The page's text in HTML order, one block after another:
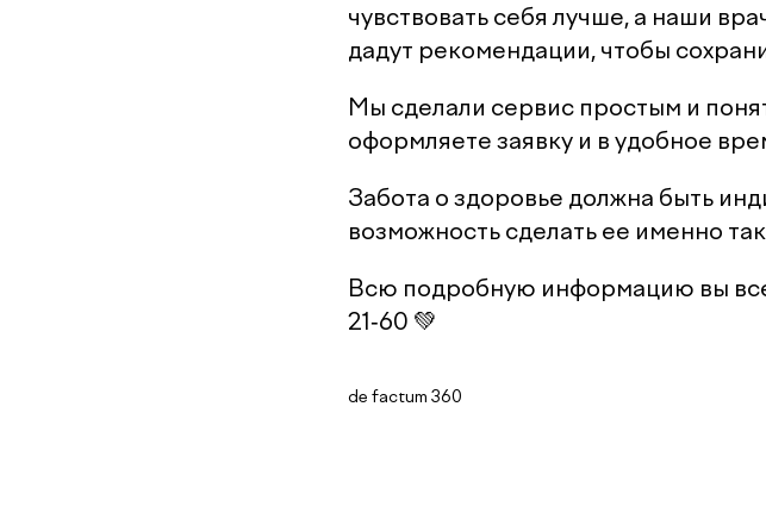
чувствовать себя лучше, а наши
дадут рекомендации, чтобы
Мы сделали сервис простым и
оформляете заявку и в удобное
Забота о здоровье должна быть
возможность сделать ее именно
Всю подробную информацию вы
21-60 💚
de factum 360